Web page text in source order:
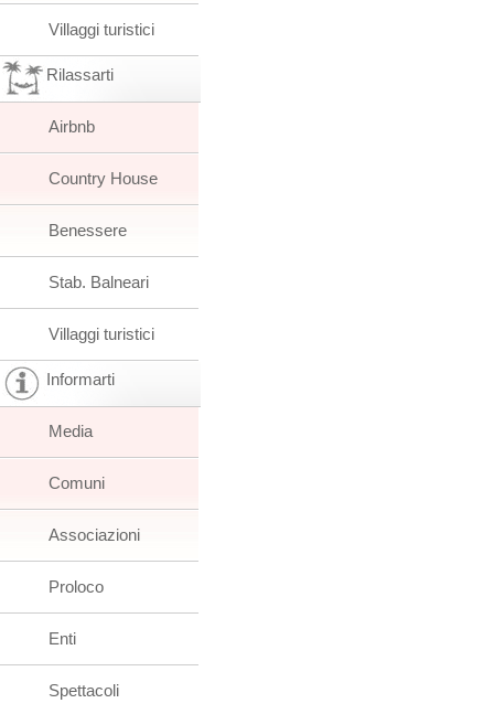
Villaggi turistici
Rilassarti
Airbnb
Country House
Benessere
Stab. Balneari
Villaggi turistici
Informarti
Media
Comuni
Associazioni
Proloco
Enti
Spettacoli